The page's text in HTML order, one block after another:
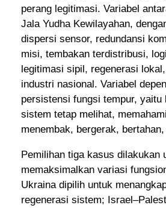
perang legitimasi. Variabel
Jala Yudha Kewilayahan,
dispersi sensor, redundansi
misi, tembakan terdistribusi,
legitimasi sipil, regenerasi
industri nasional. Variabel
persistensi fungsi tempur, yaitu
sistem tetap melihat,
menembak, bergerak,
Pemilihan tiga kasus dilakukan
memaksimalkan variasi
Ukraina dipilih untuk
regenerasi sistem;